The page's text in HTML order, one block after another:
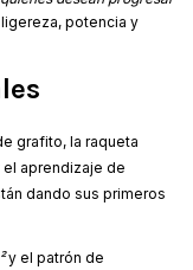
potencia y
grafito, la raqueta
aprendizaje de
dando sus primeros
y el patrón de